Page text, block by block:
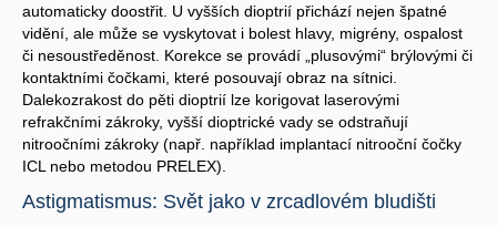
automaticky doostřit. U vyšších dioptrií přichází nejen špatné
vidění, ale může se vyskytovat i bolest hlavy, migrény, ospalost
či nesoustředěnost. Korekce se provádí „plusovými“ brýlovými či
kontaktními čočkami, které posouvají obraz na sítnici.
Dalekozrakost do pěti dioptrií lze korigovat laserovými
refrakčními zákroky, vyšší dioptrické vady se odstraňují
nitroočními zákroky (např. například implantací nitrooční čočky
ICL nebo metodou PRELEX).
Astigmatismus: Svět jako v zrcadlovém bludišti